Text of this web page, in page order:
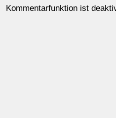
Kommentarfunktion ist